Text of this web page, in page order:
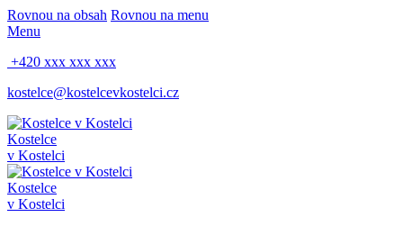
Rovnou na obsah Rovnou na menu
Menu
+420 xxx xxx xxx
kostelce@kostelcevkostelci.cz
Kostelce
v Kostelci
Kostelce
v Kostelci